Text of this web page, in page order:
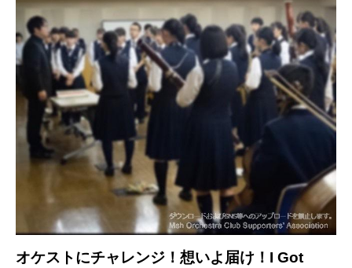
オケストにチャレンジ！想いよ届け！I Got